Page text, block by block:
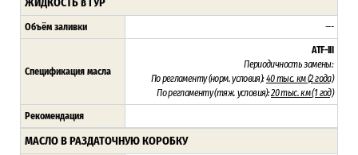
Объём заливки ---
Спецификация масла
ATF-III
Периодичность замены:
По регламенту (норм. условия):40 тыс. км (2 года)
По регламенту (тяж. условия):20 тыс. км (1 год)
Рекомендация
МАСЛО В РАЗДАТОЧНУЮ КОРОБКУ